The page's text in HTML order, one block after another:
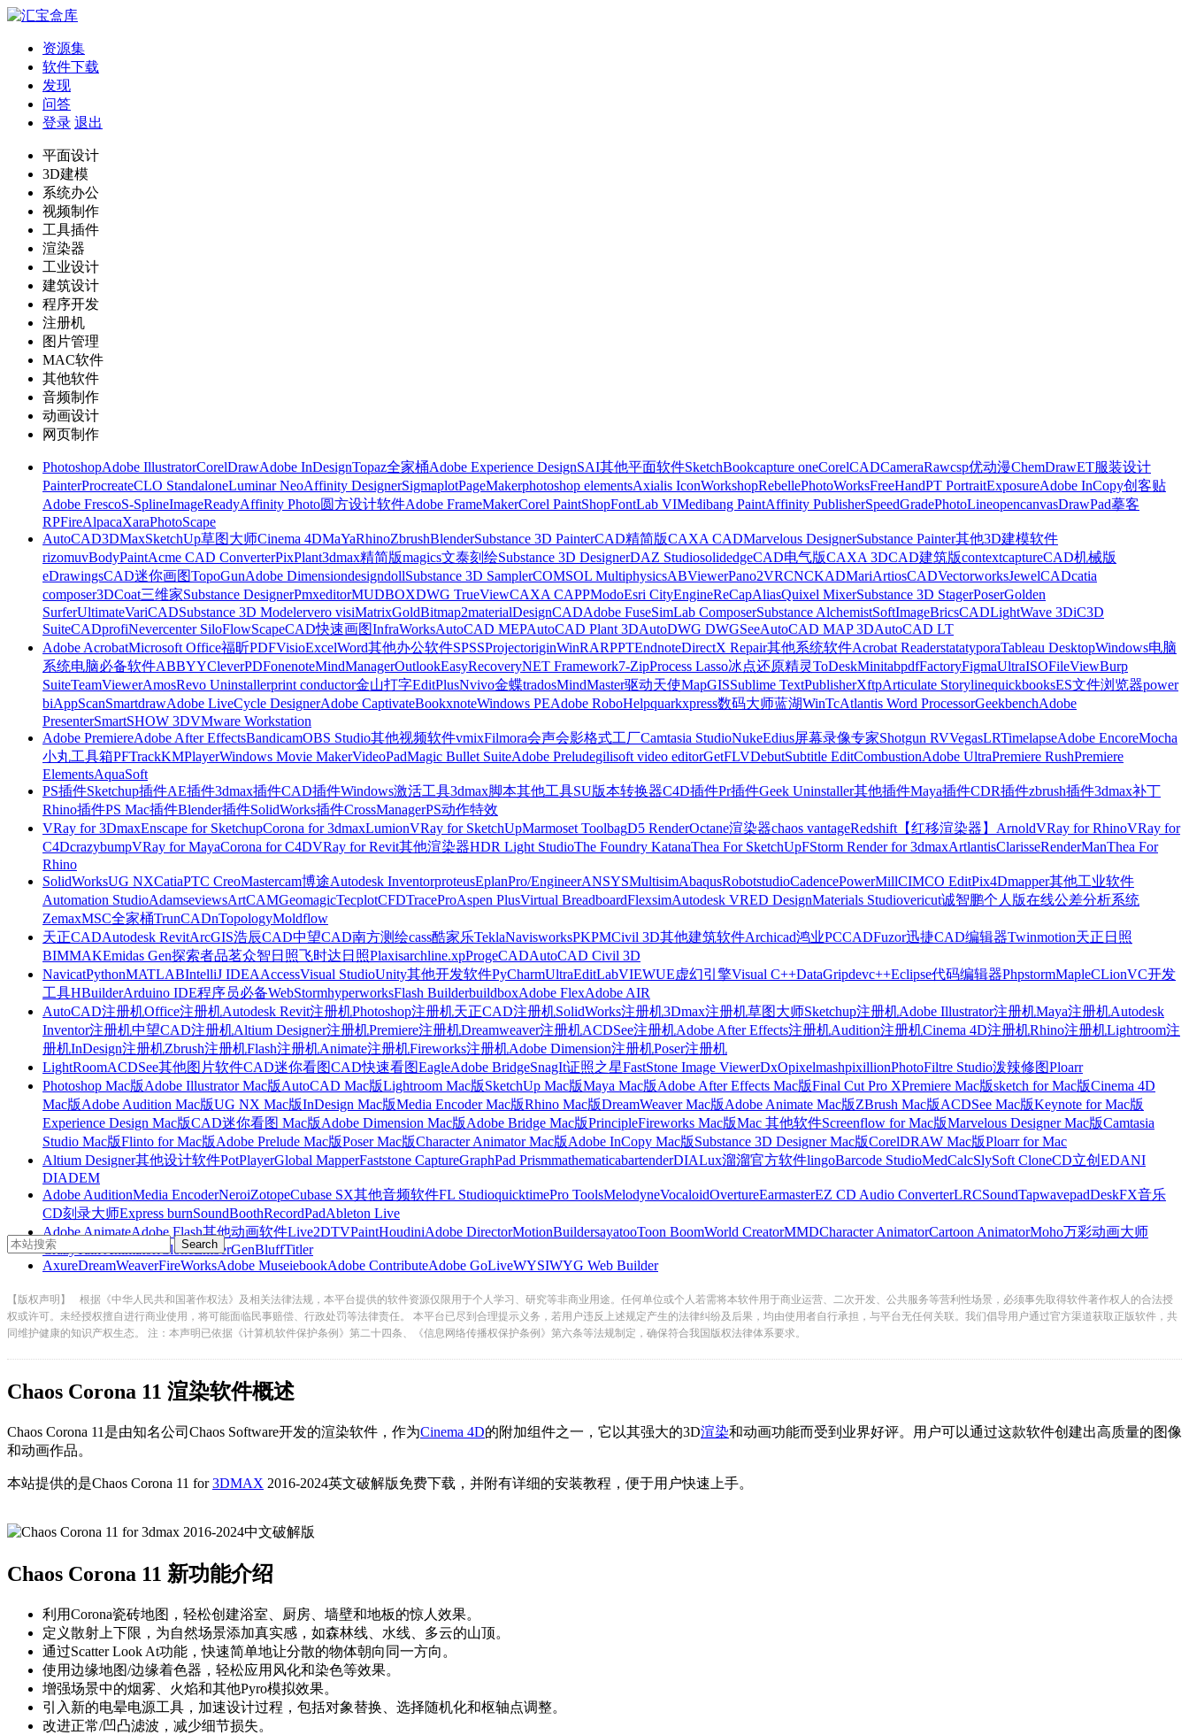
资源集
软件下载
发现
问答
登录 退出
平面设计
3D建模
系统办公
视频制作
工具插件
渲染器
工业设计
建筑设计
程序开发
注册机
图片管理
MAC软件
其他软件
音频制作
动画设计
网页制作
PhotoshopAdobe IllustratorCorelDrawAdobe InDesignTopaz全家桶Adobe Experience DesignSAI其他平面软件SketchBookcapture oneCorelCADCameraRawcsp优动漫ChemDrawET服装设计
PainterProcreateCLO StandaloneLuminar NeoAffinity DesignerSigmaplotPageMakerphotoshop elementsAxialis IconWorkshopRebellePhotoWorksFreeHandPT PortraitExposureAdobe InCopy创客贴
Adobe FrescoS-SplineImageReadyAffinity Photo圆方设计软件Adobe FrameMakerCorel PaintShopFontLab VIMedibang PaintAffinity PublisherSpeedGradePhotoLineopencanvasDrawPad摹客
RPFireAlpacaXaraPhotoScape
AutoCAD3DMaxSketchUp草图大师Cinema 4DMaYaRhinoZbrushBlenderSubstance 3D PainterCAD精简版CAXA CADMarvelous DesignerSubstance Painter其他3D建模软件
rizomuvBodyPaintAcme CAD ConverterPixPlant3dmax精简版magics文泰刻绘Substance 3D DesignerDAZ StudiosolidedgeCAD电气版CAXA 3DCAD建筑版contextcaptureCAD机械版
eDrawingsCAD迷你画图TopoGunAdobe DimensiondesigndollSubstance 3D SamplerCOMSOL MultiphysicsABViewerPano2VRCNCKADMariArtiosCADVectorworksJewelCADcatia
composer3DCoat三维家Substance DesignerPmxeditorMUDBOXDWG TrueViewCAXA CAPPModoEsri CityEngineReCapAliasQuixel MixerSubstance 3D StagerPoserGolden
SurferUltimateVariCADSubstance 3D Modelervero visiMatrixGoldBitmap2materialDesignCADAdobe FuseSimLab ComposerSubstance AlchemistSoftImageBricsCADLightWave 3DiC3D
SuiteCADprofiNevercenter SiloFlowScapeCAD快速画图InfraWorksAutoCAD MEPAutoCAD Plant 3DAutoDWG DWGSeeAutoCAD MAP 3DAutoCAD LT
Adobe AcrobatMicrosoft Office福昕PDFVisioExcelWord其他办公软件SPSSProjectoriginWinRARPPTEndnoteDirectX Repair其他系统软件Acrobat ReaderstatatyporaTableau DesktopWindows电脑
系统电脑必备软件ABBYYCleverPDFonenoteMindManagerOutlookEasyRecoveryNET Framework7-ZipProcess Lasso冰点还原精灵ToDeskMinitabpdfFactoryFigmaUltraISOFileViewBurp
SuiteTeamViewerAmosRevo Uninstallerprint conductor金山打字EditPlusNvivo金蝶tradosMindMaster驱动天使MapGISSublime TextPublisherXftpArticulate StorylinequickbooksES文件浏览器power
biAppScanSmartdrawAdobe LiveCycle DesignerAdobe CaptivateBookxnoteWindows PEAdobe RoboHelpquarkxpress数码大师蓝湖WinTcAtlantis Word ProcessorGeekbenchAdobe
PresenterSmartSHOW 3DVMware Workstation
Adobe PremiereAdobe After EffectsBandicamOBS Studio其他视频软件vmixFilmora会声会影格式工厂Camtasia StudioNukeEdius屏幕录像专家Shotgun RVVegasLRTimelapseAdobe EncoreMocha
小丸工具箱PFTrackKMPlayerWindows Movie MakerVideoPadMagic Bullet SuiteAdobe Preludegilisoft video editorGetFLVDebutSubtitle EditCombustionAdobe UltraPremiere RushPremiere
ElementsAquaSoft
PS插件Sketchup插件AE插件3dmax插件CAD插件Windows激活工具3dmax脚本其他工具SU版本转换器C4D插件Pr插件Geek Uninstaller其他插件Maya插件CDR插件zbrush插件3dmax补丁
Rhino插件PS Mac插件Blender插件SolidWorks插件CrossManagerPS动作特效
VRay for 3DmaxEnscape for SketchupCorona for 3dmaxLumionVRay for SketchUpMarmoset ToolbagD5 RenderOctane渲染器chaos vantageRedshift【红移渲染器】 ArnoldVRay for RhinoVRay for
C4DcrazybumpVRay for MayaCorona for C4DVRay for Revit其他渲染器HDR Light StudioThe Foundry KatanaThea For SketchUpFStorm Render for 3dmaxArtlantisClarisseRenderManThea For
Rhino
SolidWorksUG NXCatiaPTC CreoMastercam博途Autodesk InventorproteusEplanPro/EngineerANSYSMultisimAbaqusRobotstudioCadencePowerMillCIMCO EditPix4Dmapper其他工业软件
Automation StudioAdamseviewsArtCAMGeomagicTecplotCFDTraceProAspen PlusVirtual BreadboardFlexsimAutodesk VRED DesignMaterials Studiovericut诚智鹏个人版在线公差分析系统
ZemaxMSC全家桶TrunCADnTopologyMoldflow
天正CADAutodesk RevitArcGIS浩辰CAD中望CAD南方测绘cass酷家乐TeklaNavisworksPKPMCivil 3D其他建筑软件Archicad鸿业PCCADFuzor迅捷CAD编辑器Twinmotion天正日照
BIMMAKEmidas Gen探索者品茗众智日照飞时达日照Plaxisarchline.xpProgeCADAutoCAD Civil 3D
NavicatPythonMATLABIntelliJ IDEAAccessVisual StudioUnity其他开发软件PyCharmUltraEditLabVIEWUE虚幻引擎Visual C++DataGripdevc++Eclipse代码编辑器PhpstormMapleCLionVC开发
工具HBuilderArduino IDE程序员必备WebStormhyperworksFlash BuilderbuildboxAdobe FlexAdobe AIR
AutoCAD注册机Office注册机Autodesk Revit注册机Photoshop注册机天正CAD注册机SolidWorks注册机3Dmax注册机草图大师Sketchup注册机Adobe Illustrator注册机Maya注册机Autodesk
Inventor注册机中望CAD注册机Altium Designer注册机Premiere注册机Dreamweaver注册机ACDSee注册机Adobe After Effects注册机Audition注册机Cinema 4D注册机Rhino注册机Lightroom注
册机InDesign注册机Zbrush注册机Flash注册机Animate注册机Fireworks注册机Adobe Dimension注册机Poser注册机
LightRoomACDSee其他图片软件CAD迷你看图CAD快速看图EagleAdobe BridgeSnagIt证照之星FastStone Image ViewerDxOpixelmashpixillionPhotoFiltre Studio泼辣修图Ploarr
Photoshop Mac版Adobe Illustrator Mac版AutoCAD Mac版Lightroom Mac版SketchUp Mac版Maya Mac版Adobe After Effects Mac版Final Cut Pro XPremiere Mac版sketch for Mac版Cinema 4D
Mac版Adobe Audition Mac版UG NX Mac版InDesign Mac版Media Encoder Mac版Rhino Mac版DreamWeaver Mac版Adobe Animate Mac版ZBrush Mac版ACDSee Mac版Keynote for Mac版
Experience Design Mac版CAD迷你看图 Mac版Adobe Dimension Mac版Adobe Bridge Mac版PrincipleFireworks Mac版Mac 其他软件Screenflow for Mac版Marvelous Designer Mac版Camtasia
Studio Mac版Flinto for Mac版Adobe Prelude Mac版Poser Mac版Character Animator Mac版Adobe InCopy Mac版Substance 3D Designer Mac版CorelDRAW Mac版Ploarr for Mac
Altium Designer其他设计软件PotPlayerGlobal MapperFaststone CaptureGraphPad PrismmathematicabartenderDIALux溜溜官方软件lingoBarcode StudioMedCalcSlySoft CloneCD立创EDANI
DIADEM
Adobe AuditionMedia EncoderNeroiZotopeCubase SX其他音频软件FL StudioquicktimePro ToolsMelodyneVocaloidOvertureEarmasterEZ CD Audio ConverterLRCSoundTapwavepadDeskFX音乐
CD刻录大师Express burnSoundBoothRecordPadAbleton Live
Adobe AnimateAdobe Flash其他动画软件Live2DTVPaintHoudiniAdobe DirectorMotionBuildersayatooToon BoomWorld CreatorMMDCharacter AnimatorCartoon AnimatorMoho万彩动画大师
CrazyTalk AnimatoriCloneEmberGenBluffTitler
AxureDreamWeaverFireWorksAdobe MuseiebookAdobe ContributeAdobe GoLiveWYSIWYG Web Builder
【版权声明】
根据《中华人民共和国著作权法》及相关法律法规，本平台提供的软件资源仅限用于个人学习、研究等非商业用途。任何单位或个人若需将本软件用于商业运营、二次开发、公共服务等营利性场景，必须事先取得软件著作权人的合法授
权或许可。未经授权擅自进行商业使用，将可能面临民事赔偿、行政处罚等法律责任。 本平台已尽到合理提示义务，若用户违反上述规定产生的法律纠纷及后果，均由使用者自行承担，与平台无任何关联。我们倡导用户通过官方渠道获取正版软件，共
同维护健康的知识产权生态。 注：本声明已依据《计算机软件保护条例》第二十四条、《信息网络传播权保护条例》第六条等法规制定，确保符合我国版权法律体系要求。
Chaos Corona 11 渲染软件概述
Chaos Corona 11是由知名公司Chaos Software开发的渲染软件，作为Cinema 4D的附加组件之一，它以其强大的3D渲染和动画功能而受到业界好评。用户可以通过这款软件创建出高质量的图像
和动画作品。
本站提供的是Chaos Corona 11 for3DMAX 2016-2024英文破解版免费下载，并附有详细的安装教程，便于用户快速上手。
Chaos Corona 11 新功能介绍
利用Corona瓷砖地图，轻松创建浴室、厨房、墙壁和地板的惊人效果。
定义散射上下限，为自然场景添加真实感，如森林线、水线、多云的山顶。
通过Scatter Look At功能，快速简单地让分散的物体朝向同一方向。
使用边缘地图/边缘着色器，轻松应用风化和染色等效果。
增强场景中的烟雾、火焰和其他Pyro模拟效果。
引入新的电晕电源工具，加速设计过程，包括对象替换、选择随机化和枢轴点调整。
改进正常/凹凸滤波，减少细节损失。